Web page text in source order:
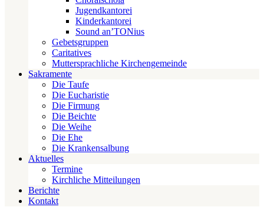
Jugendkantorei
Kinderkantorei
Sound an’TONius
Gebetsgruppen
Caritatives
Muttersprachliche Kirchengemeinde
Sakramente
Die Taufe
Die Eucharistie
Die Firmung
Die Beichte
Die Weihe
Die Ehe
Die Krankensalbung
Aktuelles
Termine
Kirchliche Mitteilungen
Berichte
Kontakt